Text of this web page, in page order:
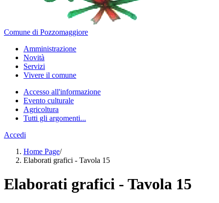
Comune di Pozzomaggiore
Amministrazione
Novità
Servizi
Vivere il comune
Accesso all'informazione
Evento culturale
Agricoltura
Tutti gli argomenti...
Accedi
Home Page/
Elaborati grafici - Tavola 15
Elaborati grafici - Tavola 15